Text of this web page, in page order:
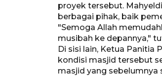
proyek tersebut.
berbagai pihak, baik
"Semoga Allah
musibah ke depannya,"
Di sisi lain, Ketua Panitia
kondisi masjid tersebut
masjid yang sebelumnya